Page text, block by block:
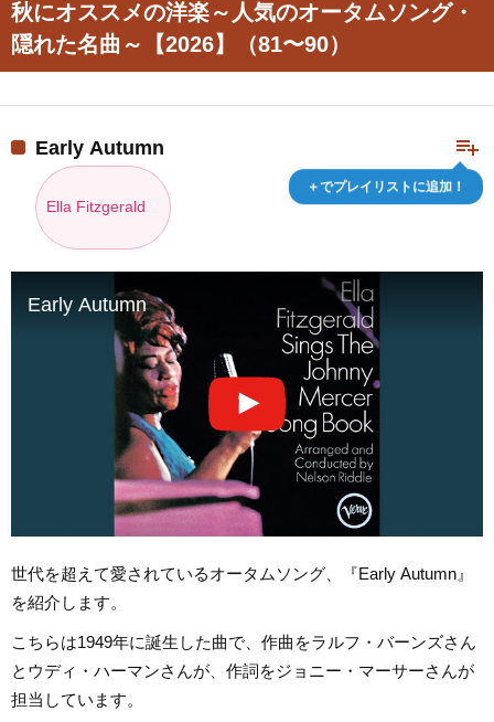
秋にオススメの洋楽～人気のオータムソング・
隠れた名曲～【2026】（81〜90）
playlist_add
＋でプレイリストに追加！
Early Autumn
Ella Fitzgerald
Early Autumn
世代を超えて愛されているオータムソング、『Early Autumn』
を紹介します。
こちらは1949年に誕生した曲で、作曲をラルフ・バーンズさん
とウディ・ハーマンさんが、作詞をジョニー・マーサーさんが
担当しています。